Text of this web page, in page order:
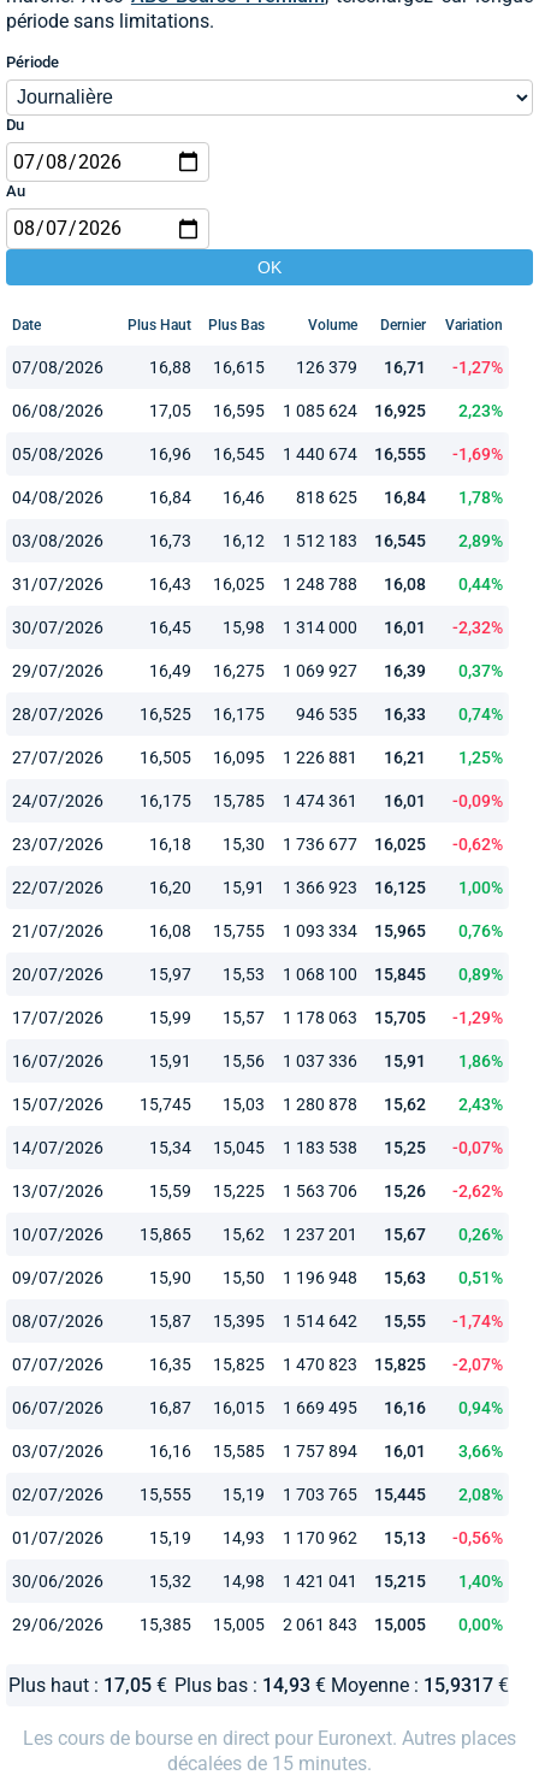
période sans limitations.
Période
Du
Au
Date Plus Haut Plus Bas Volume Dernier Variation
07/08/2026 16,88 16,615 126 379 16,71 -1,27%
06/08/2026 17,05 16,595 1 085 624 16,925 2,23%
05/08/2026 16,96 16,545 1 440 674 16,555 -1,69%
04/08/2026 16,84 16,46 818 625 16,84 1,78%
03/08/2026 16,73 16,12 1 512 183 16,545 2,89%
31/07/2026 16,43 16,025 1 248 788 16,08 0,44%
30/07/2026 16,45 15,98 1 314 000 16,01 -2,32%
29/07/2026 16,49 16,275 1 069 927 16,39 0,37%
28/07/2026 16,525 16,175 946 535 16,33 0,74%
27/07/2026 16,505 16,095 1 226 881 16,21 1,25%
24/07/2026 16,175 15,785 1 474 361 16,01 -0,09%
23/07/2026 16,18 15,30 1 736 677 16,025 -0,62%
22/07/2026 16,20 15,91 1 366 923 16,125 1,00%
21/07/2026 16,08 15,755 1 093 334 15,965 0,76%
20/07/2026 15,97 15,53 1 068 100 15,845 0,89%
17/07/2026 15,99 15,57 1 178 063 15,705 -1,29%
16/07/2026 15,91 15,56 1 037 336 15,91 1,86%
15/07/2026 15,745 15,03 1 280 878 15,62 2,43%
14/07/2026 15,34 15,045 1 183 538 15,25 -0,07%
13/07/2026 15,59 15,225 1 563 706 15,26 -2,62%
10/07/2026 15,865 15,62 1 237 201 15,67 0,26%
09/07/2026 15,90 15,50 1 196 948 15,63 0,51%
08/07/2026 15,87 15,395 1 514 642 15,55 -1,74%
07/07/2026 16,35 15,825 1 470 823 15,825 -2,07%
06/07/2026 16,87 16,015 1 669 495 16,16 0,94%
03/07/2026 16,16 15,585 1 757 894 16,01 3,66%
02/07/2026 15,555 15,19 1 703 765 15,445 2,08%
01/07/2026 15,19 14,93 1 170 962 15,13 -0,56%
30/06/2026 15,32 14,98 1 421 041 15,215 1,40%
29/06/2026 15,385 15,005 2 061 843 15,005 0,00%
Plus haut : 17,05€ Plus bas : 14,93€ Moyenne : 15,9317 €
Les cours de bourse en direct pour Euronext. Autres places
décalées de 15 minutes.